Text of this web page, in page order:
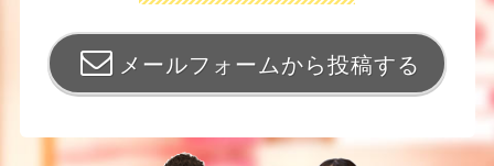
メールフォームから投稿する